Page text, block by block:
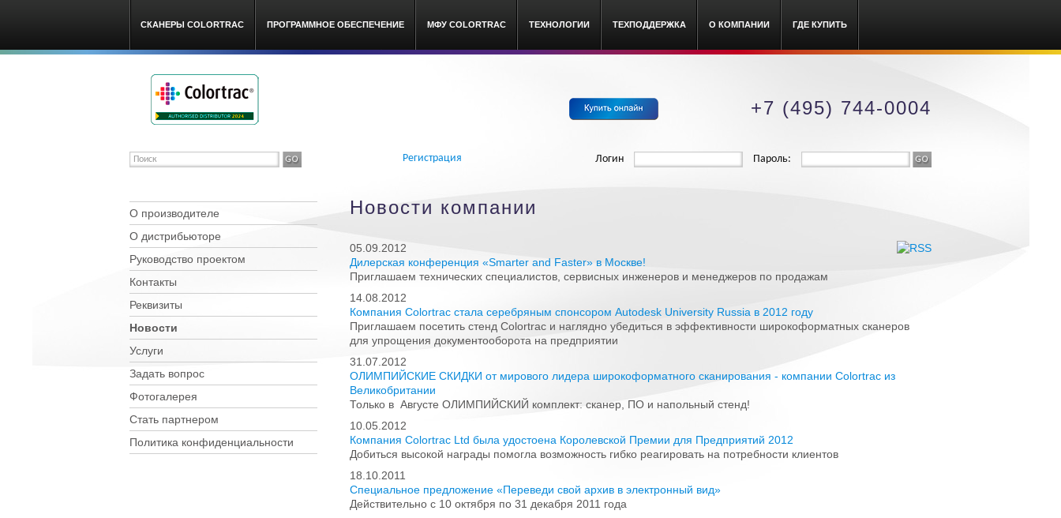
СКАНЕРЫ COLORTRAC ПРОГРАММНОЕ ОБЕСПЕЧЕНИЕ МФУ COLORTRAC ТЕХНОЛОГИИ ТЕХПОДДЕРЖКА О КОМПАНИИ ГДЕ КУПИТЬ
+7 (495) 744-0004
Регистрация Логин Пароль:
О производителе
О дистрибьюторе
Руководство проектом
Контакты
Реквизиты
Новости
Услуги
Задать вопрос
Фотогалерея
Стать партнером
Политика конфиденциальности
Новости компании
05.09.2012
Дилерская конференция «Smarter and Faster» в Москве!
Приглашаем технических специалистов, сервисных инженеров и менеджеров по продажам
14.08.2012
Компания Colortrac стала серебряным спонсором Autodesk University Russia в 2012 году
Приглашаем посетить стенд Colortrac и наглядно убедиться в эффективности широкоформатных сканеров
для упрощения документооборота на предприятии
31.07.2012
ОЛИМПИЙСКИЕ СКИДКИ от мирового лидера широкоформатного сканирования - компании Colortrac из
Великобритании
Только в Августе ОЛИМПИЙСКИЙ комплект: сканер, ПО и напольный стенд!
10.05.2012
Компания Colortrac Ltd была удостоена Королевской Премии для Предприятий 2012
Добиться высокой награды помогла возможность гибко реагировать на потребности клиентов
18.10.2011
Специальное предложение «Переведи свой архив в электронный вид»
Действительно с 10 октября по 31 декабря 2011 года